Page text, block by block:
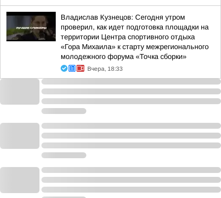
Владислав Кузнецов: Сегодня утром
проверил, как идет подготовка площадки на
территории Центра спортивного отдыха
«Гора Михаила» к старту межрегионального
молодежного форума «Точка сборки»
Вчера, 18:33